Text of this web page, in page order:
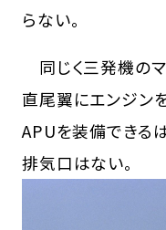
らない。
同じく三発機の
直尾翼にエンジン
APUを装備できる
排気口はない。